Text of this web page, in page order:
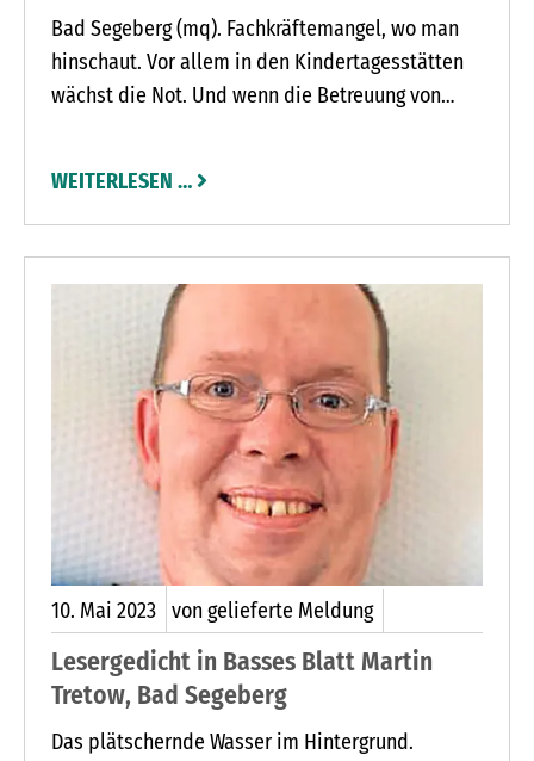
Bad Segeberg (mq). Fachkräftemangel, wo man
hinschaut. Vor allem in den Kindertagesstätten
wächst die Not. Und wenn die Betreuung von
an ihrem Arbeitsplatz. Wird das Problem nicht
dauerhaft gelöst, wird das Folgen für die
Volkswirtschaft haben. Denn bei der
angespannten Personallage kann eigentlich kein
Unternehmen auf Mitarbeiter verzichten.
WEITERLESEN …
10. Mai 2023 von gelieferte Meldung
Lesergedicht in Basses Blatt Martin
Tretow, Bad Segeberg
Das plätschernde Wasser im Hintergrund.